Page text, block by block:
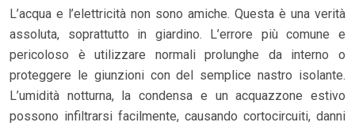
L’acqua e l’elettricità non sono amiche. Questa è una verità
assoluta, soprattutto in giardino. L’errore più comune e
pericoloso è utilizzare normali prolunghe da interno o
proteggere le giunzioni con del semplice nastro isolante.
L’umidità notturna, la condensa e un acquazzone estivo
possono infiltrarsi facilmente, causando cortocircuiti, danni